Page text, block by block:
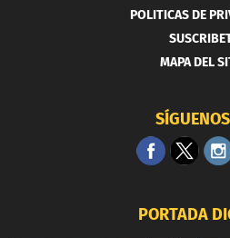
POLITICAS DE
MAPA DEL
PORTADA